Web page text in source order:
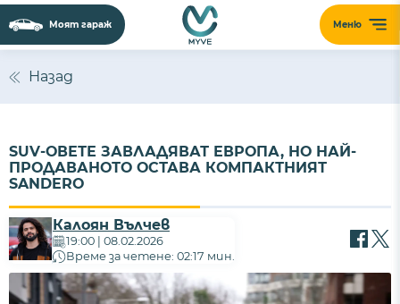
Меню
Моят гараж
Назад
SUV-ОВЕТЕ ЗАВЛАДЯВАТ ЕВРОПА, НО НАЙ-
ПРОДАВАНОТО ОСТАВА КОМПАКТНИЯТ
SANDERO
Калоян Вълчев
19:00 | 08.02.2026
Време за четене: 02:17 мин.